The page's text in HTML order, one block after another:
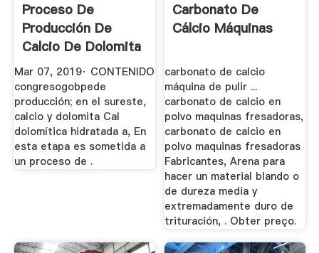
Proceso De
Producción De
Calcio De Dolomita
YouTube
Mar 07, 2019· CONTENIDO
congresogobpede
producción; en el sureste,
calcio y dolomita Cal
dolomítica hidratada a, En
esta etapa es sometida a
un proceso de .
Carbonato De
Cálcio Máquinas
carbonato de calcio
máquina de pulir ...
carbonato de calcio en
polvo maquinas fresadoras,
carbonato de calcio en
polvo maquinas fresadoras
Fabricantes, Arena para
hacer un material blando o
de dureza media y
extremadamente duro de
trituración, . Obter preço.